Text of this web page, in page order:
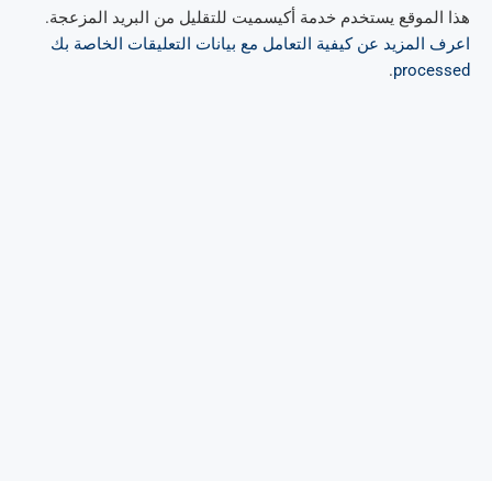
هذا الموقع يستخدم خدمة أكيسميت للتقليل من البريد المزعجة.
اعرف المزيد عن كيفية التعامل مع بيانات التعليقات الخاصة بك
processed
.